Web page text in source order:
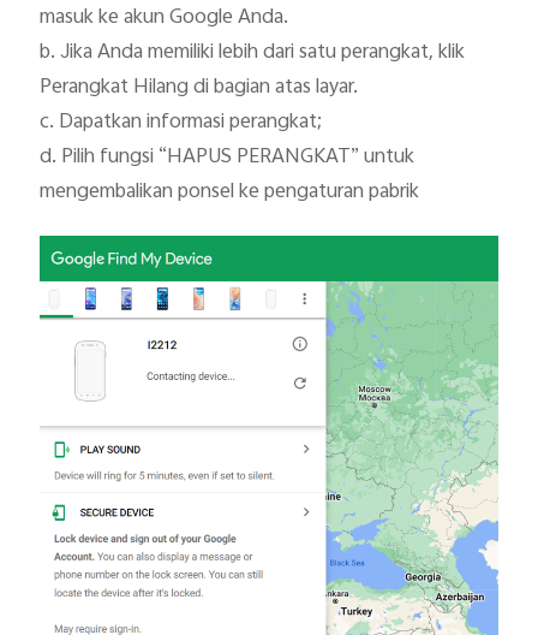
masuk ke akun Google Anda.
b. Jika Anda memiliki lebih dari satu perangkat, klik
Perangkat Hilang di bagian atas layar.
c. Dapatkan informasi perangkat;
d. Pilih fungsi “HAPUS PERANGKAT” untuk
mengembalikan ponsel ke pengaturan pabrik